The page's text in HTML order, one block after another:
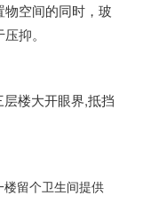
空间的同时，玻
抑。
留个卫生间提供